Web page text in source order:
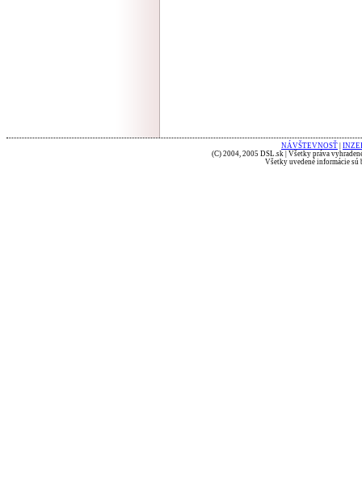
NÁVŠTEVNOSŤ
(C) 2004, 2005 DSL.sk | Všetky práva
Všetky uvedené informácie sú